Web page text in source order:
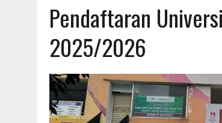
Pendaftaran
2025/2026